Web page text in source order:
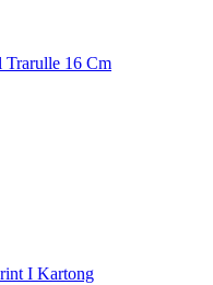
Trarulle 16 Cm
I Kartong